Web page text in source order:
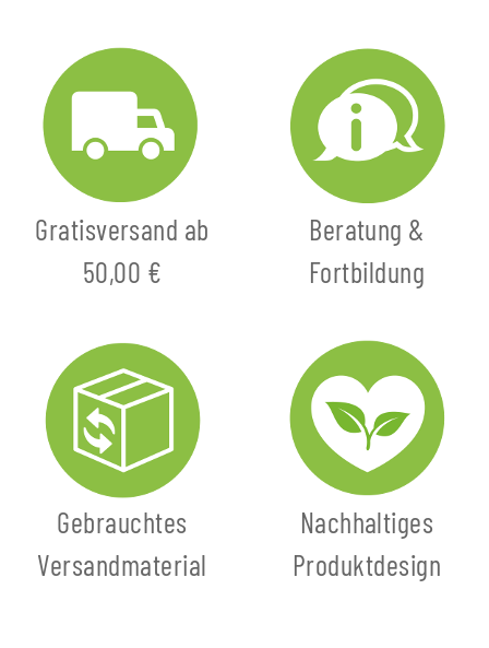
Gratisversand ab
50,00 €
Beratung &
Fortbildung
Gebrauchtes
Versandmaterial
Nachhaltiges
Produktdesign